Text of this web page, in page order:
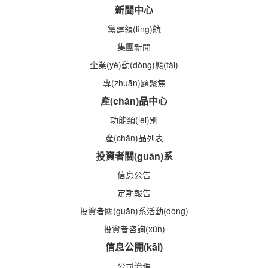
新聞中心
黨建領(lǐng)航
集團新聞
企業(yè)動(dòng)態(tài)
專(zhuān)題聚焦
產(chǎn)品中心
功能類(lèi)別
產(chǎn)品列表
投資者關(guān)系
信息公告
定期報告
投資者關(guān)系活動(dòng)
投資者咨詢(xún)
信息公開(kāi)